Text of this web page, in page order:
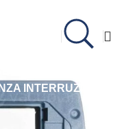
INTERRUZIONI